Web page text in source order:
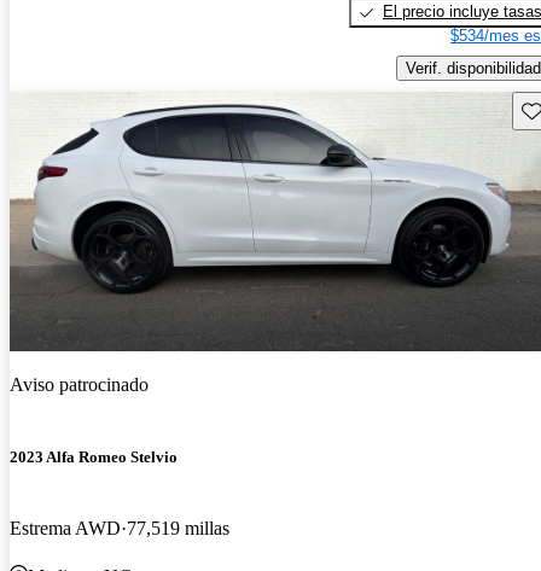
El precio incluye tasas
$534/mes
Verif. disponibilidad
Aviso patrocinado
2023 Alfa Romeo Stelvio
Estrema AWD 77,519 millas